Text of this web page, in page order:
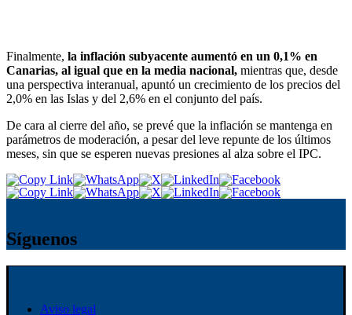
Finalmente, la inflación subyacente aumentó en un 0,1% en
Canarias, al igual que en la media nacional, mientras que, desde
una perspectiva interanual, apuntó un crecimiento de los precios del
2,0% en las Islas y del 2,6% en el conjunto del país.
De cara al cierre del año, se prevé que la inflación se mantenga en
parámetros de moderación, a pesar del leve repunte de los últimos
meses, sin que se esperen nuevas presiones al alza sobre el IPC.
Síguenos
Aviso legal